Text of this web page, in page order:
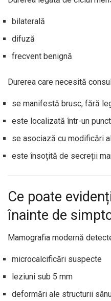
bilaterală
difuză
frecvent benignă
Durerea care necesită
se manifestă brusc, fără
este localizată într-un
se asociază cu modificări
este însoțită de secreții
Ce poate
înainte de
Mamografia modernă
microcalcificări suspecte
leziuni sub 5 mm
deformări ale structurii